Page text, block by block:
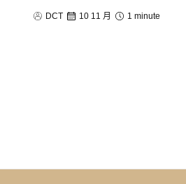
DCT 10 11 月 1 minute